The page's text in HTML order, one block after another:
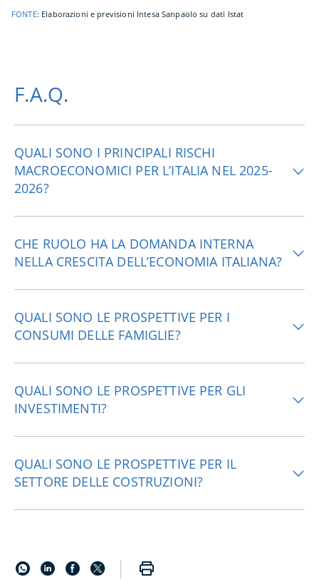
FONTE: Elaborazioni e previsioni Intesa Sanpaolo su dati Istat
F.A.Q.
QUALI SONO I PRINCIPALI RISCHI
MACROECONOMICI PER L’ITALIA NEL 2025-
2026?
CHE RUOLO HA LA DOMANDA INTERNA
NELLA CRESCITA DELL’ECONOMIA ITALIANA?
QUALI SONO LE PROSPETTIVE PER I
CONSUMI DELLE FAMIGLIE?
QUALI SONO LE PROSPETTIVE PER GLI
INVESTIMENTI?
QUALI SONO LE PROSPETTIVE PER IL
SETTORE DELLE COSTRUZIONI?